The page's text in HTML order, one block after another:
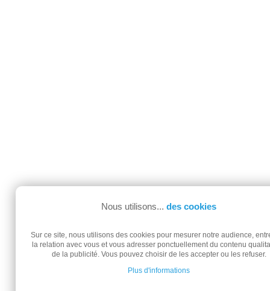
Nous utilisons... des cookies
Sur ce site, nous utilisons des cookies pour mesurer notre audience,
la relation avec vous et vous adresser ponctuellement du contenu
de la publicité. Vous pouvez choisir de les accepter ou les refuser.
Plus d'informations